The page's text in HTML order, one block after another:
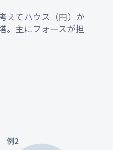
えてハウス（円）か
。主にフォースが担